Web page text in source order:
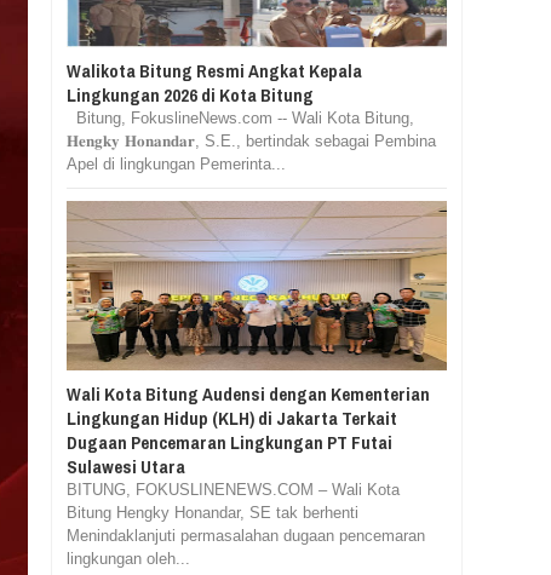
Walikota Bitung Resmi Angkat Kepala
Lingkungan 2026 di Kota Bitung
Bitung, FokuslineNews.com -- Wali Kota Bitung,
𝐇𝐞𝐧𝐠𝐤𝐲 𝐇𝐨𝐧𝐚𝐧𝐝𝐚𝐫, S.E., bertindak sebagai Pembina
Apel di lingkungan Pemerinta...
Wali Kota Bitung Audensi dengan Kementerian
Lingkungan Hidup (KLH) di Jakarta Terkait
Dugaan Pencemaran Lingkungan PT Futai
Sulawesi Utara
BITUNG, FOKUSLINENEWS.COM – Wali Kota
Bitung Hengky Honandar, SE tak berhenti
Menindaklanjuti permasalahan dugaan pencemaran
lingkungan oleh...